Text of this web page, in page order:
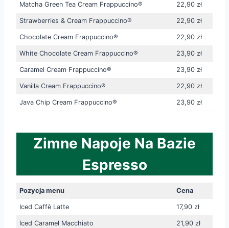
Matcha Green Tea Cream Frappuccino® 22,90 zł
Strawberries & Cream Frappuccino® 22,90 zł
Chocolate Cream Frappuccino® 22,90 zł
White Chocolate Cream Frappuccino® 23,90 zł
Caramel Cream Frappuccino® 23,90 zł
Vanilla Cream Frappuccino® 22,90 zł
Java Chip Cream Frappuccino® 23,90 zł
Zimne Napoje Na Bazie
Espresso
Pozycja menu Cena
Iced Caffè Latte 17,90 zł
Iced Caramel Macchiato 21,90 zł